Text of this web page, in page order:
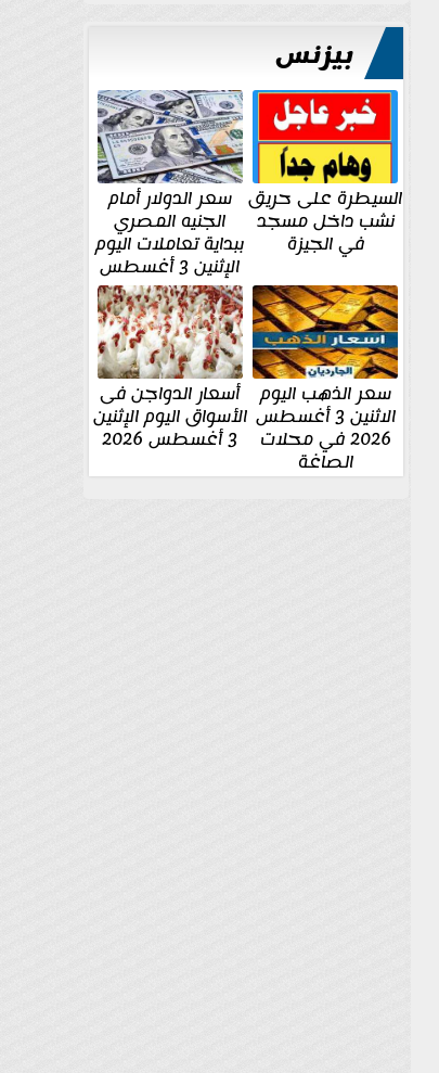
بيزنس
السيطرة على حريق
نشب داخل مسجد
في الجيزة
سعر الدولار أمام
الجنيه المصري
ببداية تعاملات اليوم
الإثنين 3 أغسطس
سعر الذهب اليوم
الاثنين 3 أغسطس
2026 في محلات
الصاغة
أسعار الدواجن فى
الأسواق اليوم الإثنين
3 أغسطس 2026